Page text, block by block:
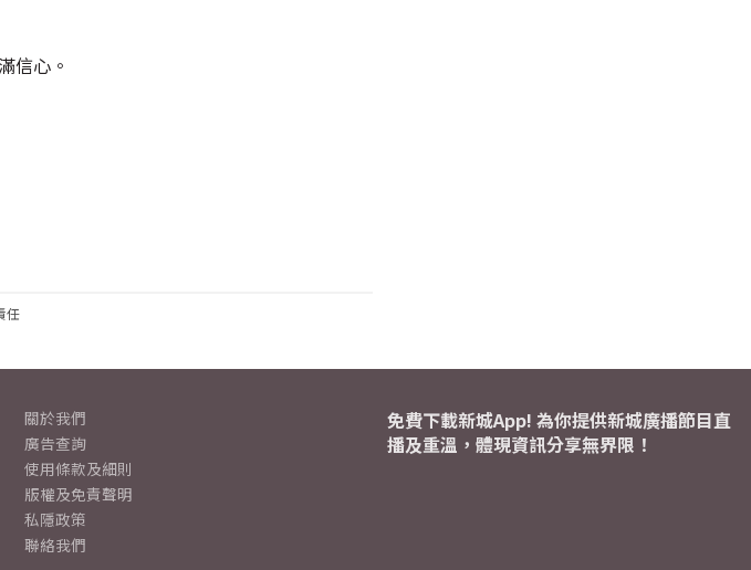
信心。
任
關於我們
廣告查詢
使用條款及細則
版權及免責聲明
私隱政策
聯絡我們
免費下載新城App! 為你提供新城廣播節目直
播及重溫，體現資訊分享無界限！